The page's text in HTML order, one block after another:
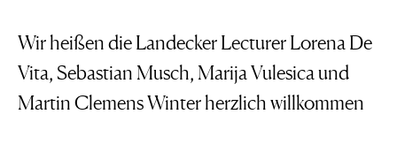
Wir heißen die Landecker Lecturer Lorena De
Vita, Sebastian Musch, Marija Vulesica und
Martin Clemens Winter herzlich willkommen